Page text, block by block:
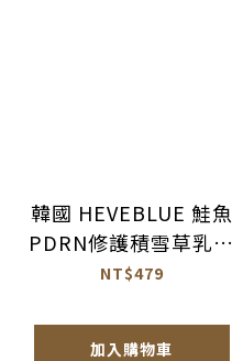
韓國 HEVEBLUE 鮭魚
PDRN修護積雪草乳霜
100ml【AS058】
NT$479
加入購物車